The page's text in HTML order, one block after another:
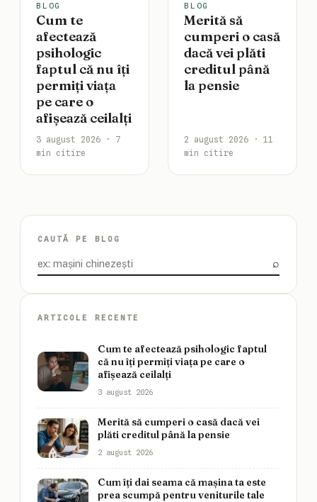
BLOG
Cum te
afectează
psihologic
faptul că nu îți
permiți viața
pe care o
afișează ceilalți
3 august 2026 · 7
min citire
BLOG
Merită să
cumperi o casă
dacă vei plăti
creditul până
la pensie
2 august 2026 · 11
min citire
CAUTĂ PE BLOG
Caută ⌕
ARTICOLE RECENTE
Cum te afectează psihologic faptul
că nu îți permiți viața pe care o
afișează ceilalți
3 august 2026
Merită să cumperi o casă dacă vei
plăti creditul până la pensie
2 august 2026
Cum îți dai seama că mașina ta este
prea scumpă pentru veniturile tale